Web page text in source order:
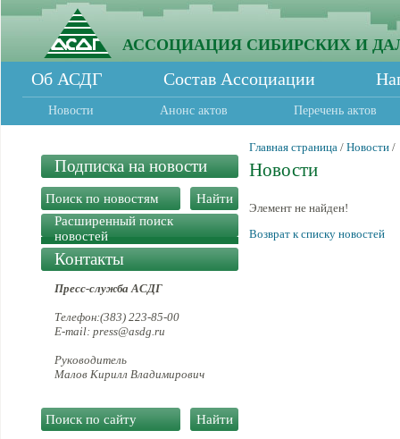
АССОЦИАЦИЯ СИБИРСКИХ И
Об АСДГ Состав Ассоциации
Новости Анонс актов Перечень актов
Подписка на новости
Расширенный поиск
новостей
Контакты
Пресс-служба АСДГ
Телефон:(383) 223-85-00
E-mail: press@asdg.ru
Руководитель
Малов Кирилл Владимирович
Главная страница / Новости /
Новости
Элемент не найден!
Возврат к списку новостей